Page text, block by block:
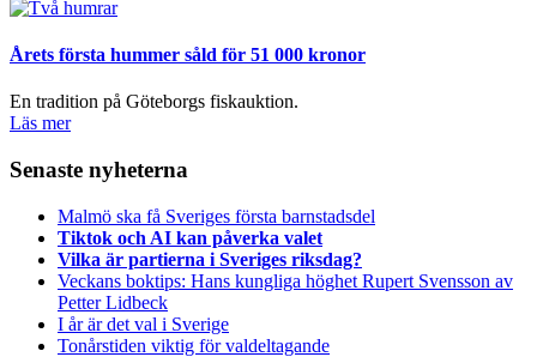
Årets första hummer såld för 51 000 kronor
En tradition på Göteborgs fiskauktion.
Läs mer
Senaste nyheterna
Malmö ska få Sveriges första barnstadsdel
Tiktok och AI kan påverka valet
Vilka är partierna i Sveriges riksdag?
Veckans boktips: Hans kungliga höghet Rupert Svensson av
Petter Lidbeck
I år är det val i Sverige
Tonårstiden viktig för valdeltagande